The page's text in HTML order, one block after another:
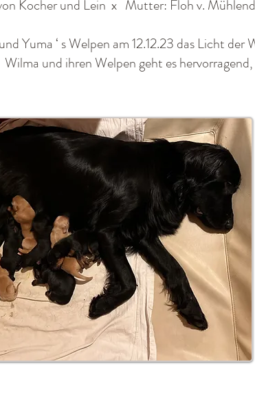
Kocher und Lein x Mutter: Floh v.
Yuma ‘ s Welpen am 12.12.23 das Licht der
und ihren Welpen geht es